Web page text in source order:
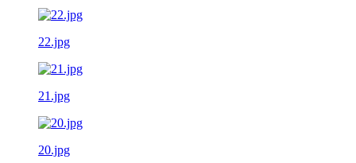
22.jpg
21.jpg
20.jpg